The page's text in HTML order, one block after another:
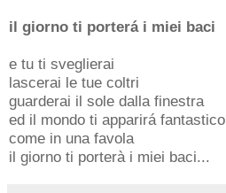
il giorno ti porterá i miei baci
e tu ti sveglierai
lascerai le tue coltri
guarderai il sole dalla finestra
ed il mondo ti apparirá fantastico
come in una favola
il giorno ti porterà i miei baci...